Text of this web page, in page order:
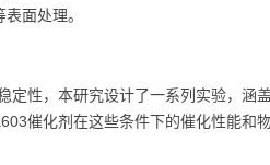
面处理。
定性，本研究设计了一系列实验，涵
催化剂在这些条件下的催化性能和